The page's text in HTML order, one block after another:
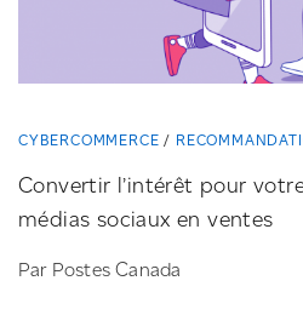
CYBERCOMMERCE
Convertir l’intérêt pour
médias sociaux en ventes
Par Postes Canada